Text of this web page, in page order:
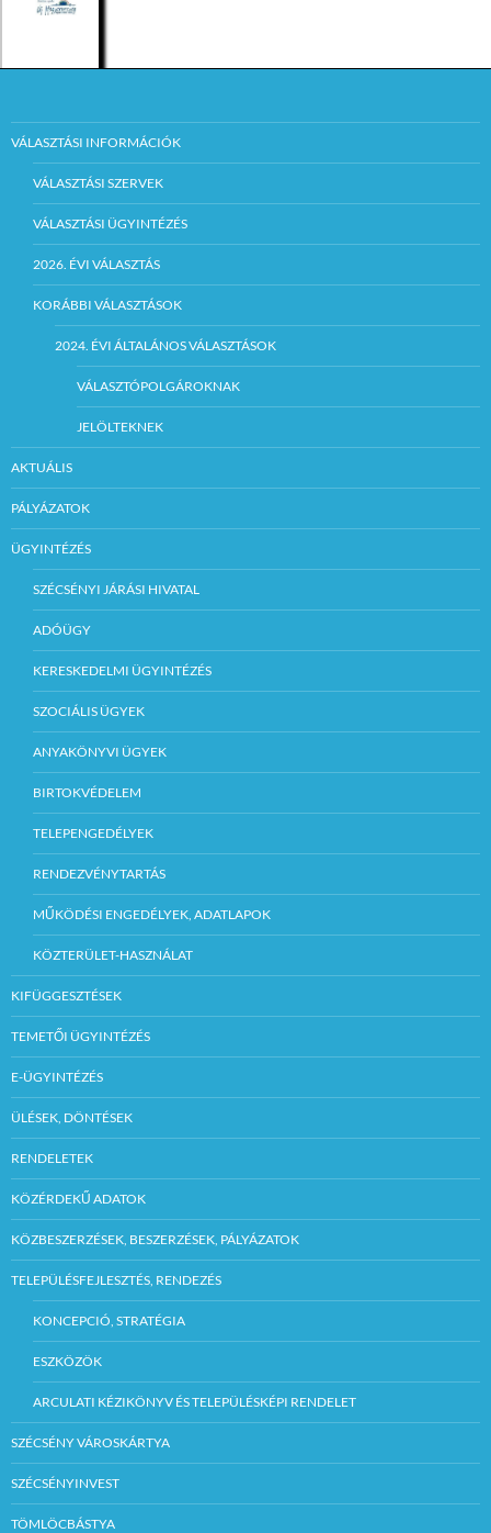
VÁLASZTÁSI INFORMÁCIÓK
VÁLASZTÁSI SZERVEK
VÁLASZTÁSI ÜGYINTÉZÉS
2026. ÉVI VÁLASZTÁS
KORÁBBI VÁLASZTÁSOK
2024. ÉVI ÁLTALÁNOS VÁLASZTÁSOK
VÁLASZTÓPOLGÁROKNAK
JELÖLTEKNEK
AKTUÁLIS
PÁLYÁZATOK
ÜGYINTÉZÉS
SZÉCSÉNYI JÁRÁSI HIVATAL
ADÓÜGY
KERESKEDELMI ÜGYINTÉZÉS
SZOCIÁLIS ÜGYEK
ANYAKÖNYVI ÜGYEK
BIRTOKVÉDELEM
TELEPENGEDÉLYEK
RENDEZVÉNYTARTÁS
MŰKÖDÉSI ENGEDÉLYEK, ADATLAPOK
KÖZTERÜLET-HASZNÁLAT
KIFÜGGESZTÉSEK
TEMETŐI ÜGYINTÉZÉS
E-ÜGYINTÉZÉS
ÜLÉSEK, DÖNTÉSEK
RENDELETEK
KÖZÉRDEKŰ ADATOK
KÖZBESZERZÉSEK, BESZERZÉSEK, PÁLYÁZATOK
TELEPÜLÉSFEJLESZTÉS, RENDEZÉS
KONCEPCIÓ, STRATÉGIA
ESZKÖZÖK
ARCULATI KÉZIKÖNYV ÉS TELEPÜLÉSKÉPI RENDELET
SZÉCSÉNY VÁROSKÁRTYA
SZÉCSÉNYINVEST
TÖMLÖCBÁSTYA